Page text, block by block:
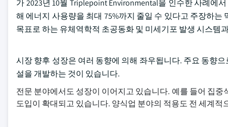
가 2023년 10월 Triplepoint Environmental을 인수한 사례에
해 에너지 사용량을 최대 75%까지 줄일 수 있다고 주장하
목표로 하는 유체역학적 초공동화 및 미세기포 발생 시스템
시장 향후 성장은 여러 동향에 의해 좌우됩니다. 주요 동향
설을 개발하는 것이 있습니다.
전문 분야에서도 성장이 이어지고 있습니다. 예를 들어 집
도입이 확대되고 있습니다. 양식업 분야의 적용도 전 세계적